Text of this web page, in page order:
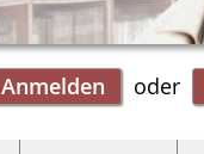
Anmelden